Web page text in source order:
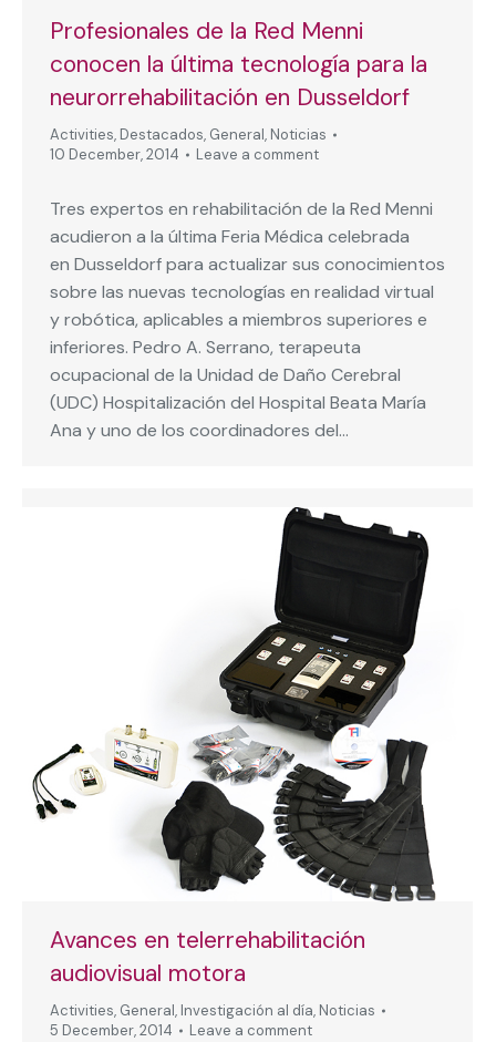
Profesionales de la Red Menni
conocen la última tecnología para la
neurorrehabilitación en Dusseldorf
Activities, Destacados, General, Noticias
10 December, 2014
Leave a comment
Tres expertos en rehabilitación de la Red Menni
acudieron a la última Feria Médica celebrada
en Dusseldorf para actualizar sus conocimientos
sobre las nuevas tecnologías en realidad virtual
y robótica, aplicables a miembros superiores e
inferiores. Pedro A. Serrano, terapeuta
ocupacional de la Unidad de Daño Cerebral
(UDC) Hospitalización del Hospital Beata María
Ana y uno de los coordinadores del…
Avances en telerrehabilitación
audiovisual motora
Activities, General, Investigación al día, Noticias
5 December, 2014
Leave a comment